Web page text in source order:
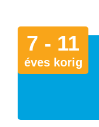
7 - 11
éves korig